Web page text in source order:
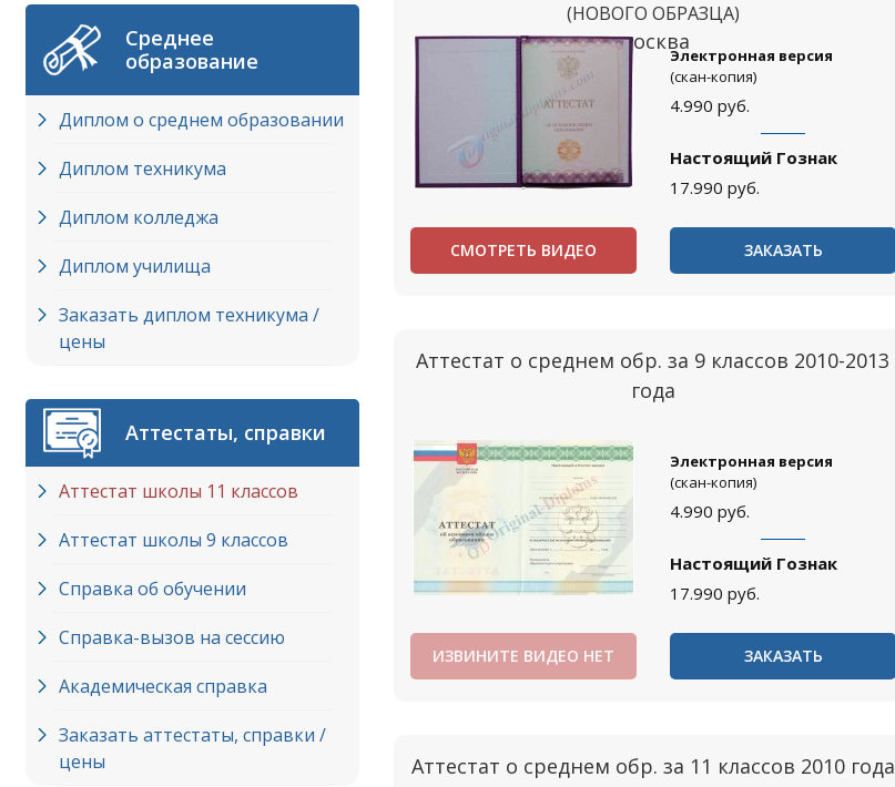
Среднее
образование
Диплом о среднем образовании
Диплом техникума
Диплом колледжа
Диплом училища
Заказать диплом техникума /
цены
Аттестаты, справки
Аттестат школы 11 классов
Аттестат школы 9 классов
Справка об обучении
Справка-вызов на сессию
Академическая справка
Заказать аттестаты, справки /
цены
(НОВОГО ОБРАЗЦА)
Москва
Электронная версия
(скан-копия)
4.990 руб.
Настоящий Гознак
17.990 руб.
СМОТРЕТЬ ВИДЕО ЗАКАЗАТЬ
Аттестат о среднем обр. за 9 классов 2010-2013
года
Электронная версия
(скан-копия)
4.990 руб.
Настоящий Гознак
17.990 руб.
ИЗВИНИТЕ ВИДЕО НЕТ ЗАКАЗАТЬ
Аттестат о среднем обр. за 11 классов 2010 года